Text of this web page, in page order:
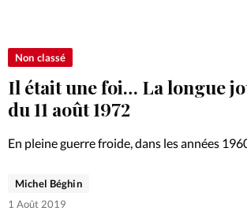
Foi
Opinions
Non classé
Il était une foi… La longue
du 11 août 1972
En pleine guerre froide, dans les années
chrétiens du bloc communiste.
assistent au relâchement des mœurs dans
Michel Béghin
1 Août 2019